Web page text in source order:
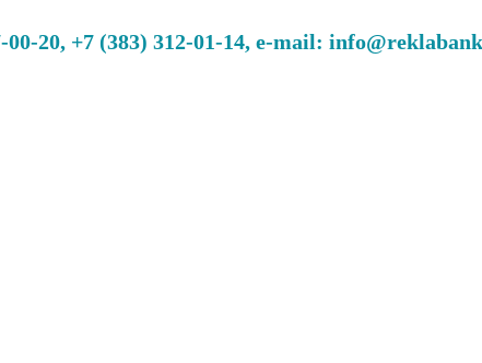
20, +7 (383) 312-01-14, e-mail: